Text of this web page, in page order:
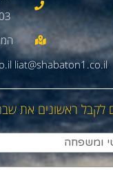
liat@shabaton1.co.il
לקבל ראשונים את